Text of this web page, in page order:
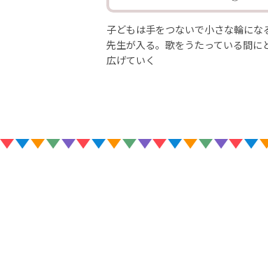
子どもは手をつないで小さな輪にな
先生が入る。歌をうたっている間に
広げていく